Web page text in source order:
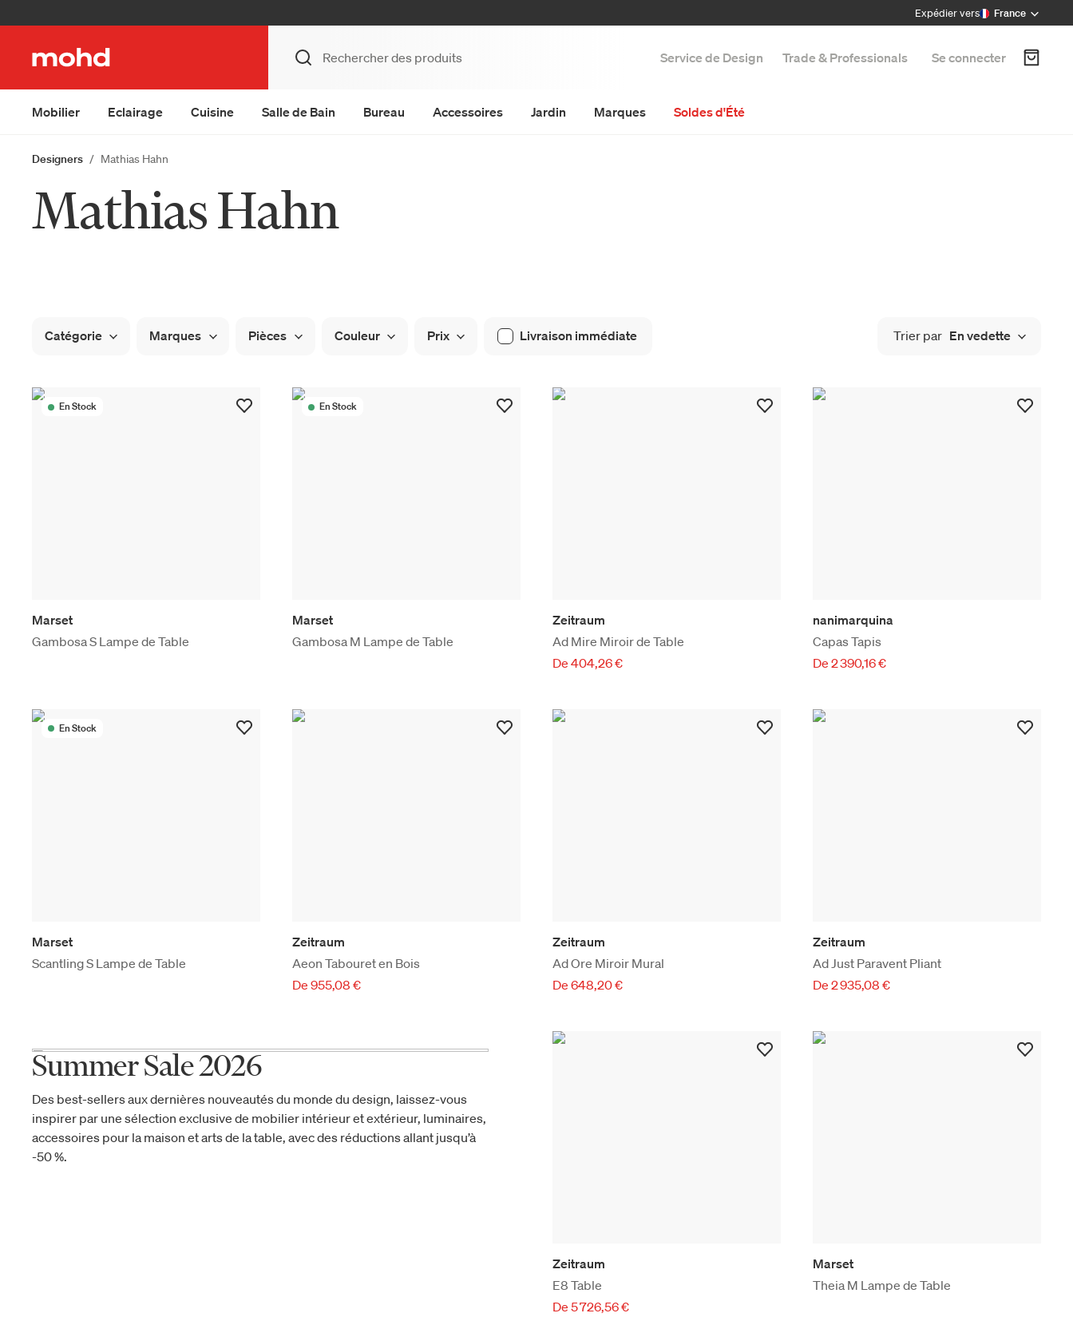
Expédier vers France
Service de Design Trade & Professionals Se connecter
Mobilier Eclairage Cuisine Salle de Bain Bureau Accessoires Jardin Marques Soldes d'Été
Designers Mathias Hahn
Mathias Hahn
Catégorie Marques Pièces Couleur Prix Livraison immédiate Trier par En vedette
En Stock
Marset
Gambosa S Lampe de Table
En Stock
Marset
Gambosa M Lampe de Table
Zeitraum
Ad Mire Miroir de Table
De 404,26 €
nanimarquina
Capas Tapis
De 2 390,16 €
En Stock
Marset
Scantling S Lampe de Table
Zeitraum
Aeon Tabouret en Bois
De 955,08 €
Zeitraum
Ad Ore Miroir Mural
De 648,20 €
Zeitraum
Ad Just Paravent Pliant
De 2 935,08 €
Summer Sale 2026
Des best-sellers aux dernières nouveautés du monde du design, laissez-vous
inspirer par une sélection exclusive de mobilier intérieur et extérieur, luminaires,
accessoires pour la maison et arts de la table, avec des réductions allant jusqu’à
-50 %.
Zeitraum
E8 Table
De 5 726,56 €
Marset
Theia M Lampe de Table